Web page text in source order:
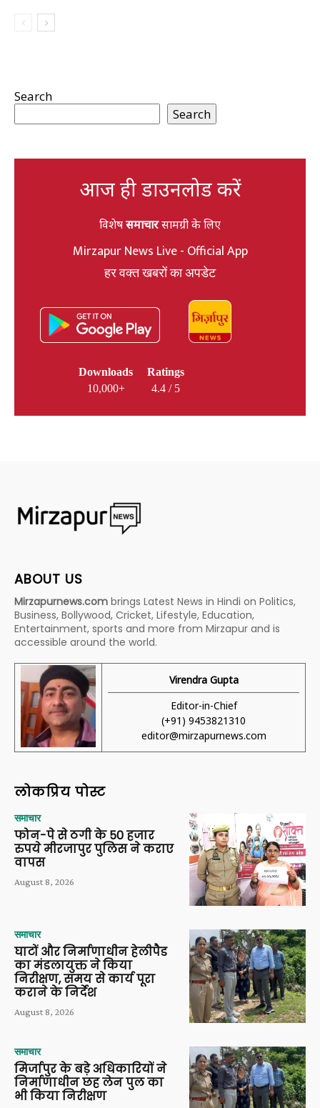
Search
Search
आज ही डाउनलोड करें
विशेषसमाचारसामग्री के लिए
Mirzapur News Live - Official App
हर वक्त खबरों का अपडेट
Downloads
10,000+
Ratings
4.4 / 5
ABOUT US
Mirzapurnews.com brings Latest News in Hindi on Politics,
Business, Bollywood, Cricket, Lifestyle, Education,
Entertainment, sports and more from Mirzapur and is
accessible around the world.
Virendra Gupta
Editor-in-Chief
(+91) 9453821310
editor@mirzapurnews.com
लोकप्रिय पोस्ट
समाचार
फोन-पे से ठगी के 50 हजार
रुपये मीरजापुर पुलिस ने कराए
वापस
August 8, 2026
समाचार
घाटों और निर्माणाधीन हेलीपैड
का मंडलायुक्त ने किया
निरीक्षण, समय से कार्य पूरा
कराने के निर्देश
August 8, 2026
समाचार
मिर्जापुर के बड़े अधिकारियों ने
निर्माणाधीन छह लेन पुल का
भी किया निरीक्षण